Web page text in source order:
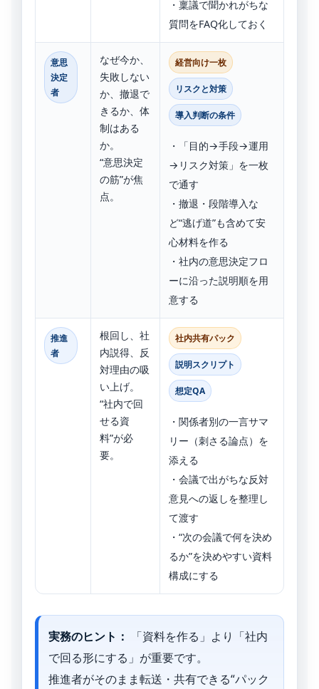
・稟議で聞かれがちな
質問をFAQ化しておく
意思
決定
者
なぜ今か、
失敗しない
か、撤退で
きるか、体
制はある
か。
“意思決定
の筋”が焦
点。
経営向け一枚
リスクと対策
導入判断の条件
・「目的→手段→運用
→リスク対策」を一枚
で通す
・撤退・段階導入な
ど“逃げ道”も含めて安
心材料を作る
・社内の意思決定フロ
ーに沿った説明順を用
意する
推進
者
根回し、社
内説得、反
対理由の吸
い上げ。
“社内で回
せる資
料”が必
要。
社内共有パック
説明スクリプト
想定QA
・関係者別の一言サマ
リー（刺さる論点）を
添える
・会議で出がちな反対
意見への返しを整理し
て渡す
・“次の会議で何を決め
るか”を決めやすい資料
構成にする
実務のヒント：
「資料を作る」より「社内
で回る形にする」が重要です。
推進者がそのまま転送・共有できる“パック